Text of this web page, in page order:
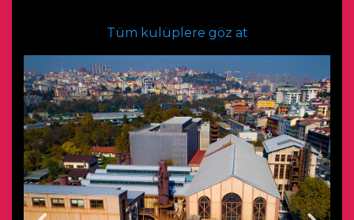
Tüm kulüplere göz at